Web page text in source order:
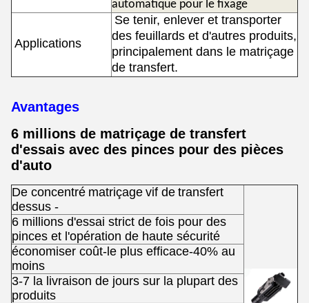
automatique pour le fixage
Applications
Se tenir, enlever et transporter
des feuillards et d'autres produits,
principalement dans le matriçage
de transfert.
Avantages
6 millions de matriçage de transfert
d'essais avec des pinces pour des pièces
d'auto
De concentré matriçage vif de transfert
dessus -
6 millions d'essai strict de fois pour des
pinces et l'opération de haute sécurité
économiser coût-le plus efficace-40% au
moins
3-7 la livraison de jours sur la plupart des
produits